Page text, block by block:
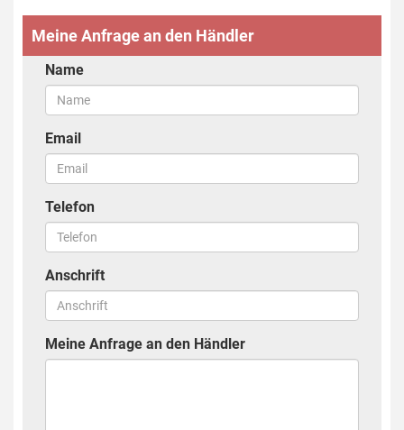
Meine Anfrage an den Händler
Name
Email
Telefon
Anschrift
Meine Anfrage an den Händler